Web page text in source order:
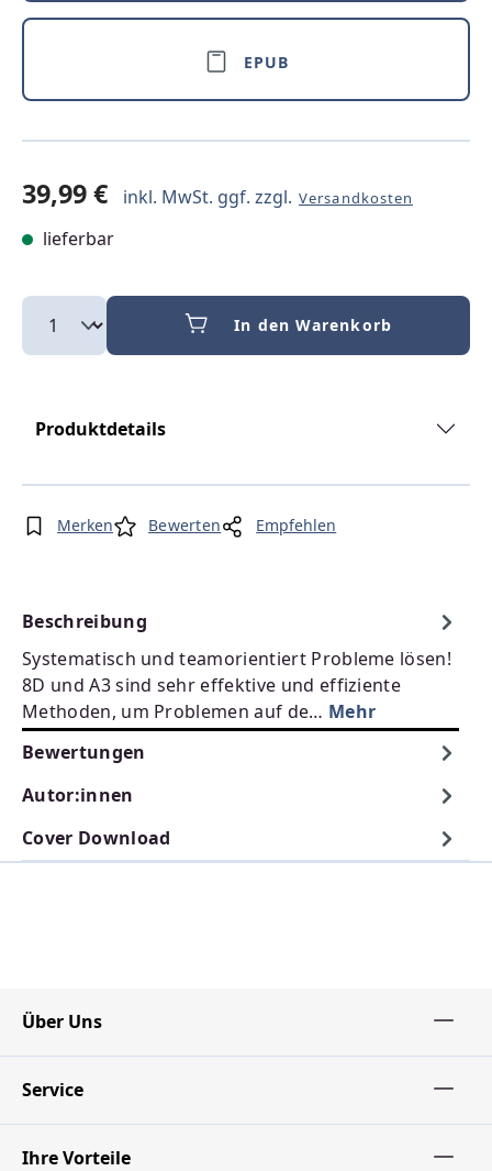
EPUB
39,99 € inkl. MwSt. ggf. zzgl. Versandkosten
lieferbar
In den Warenkorb
Produktdetails
Merken Bewerten Empfehlen
Beschreibung
Systematisch und teamorientiert Probleme lösen!
8D und A3 sind sehr effektive und effiziente
Methoden, um Problemen auf de… Mehr
Bewertungen
Autor:innen
Cover Download
Über Uns
Service
Ihre Vorteile